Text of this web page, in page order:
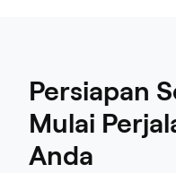
Persiapan
Mulai
Anda